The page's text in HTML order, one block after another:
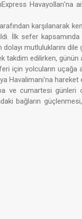
karşılanarak
İlk sefer
mutluluklarını
edilirken, günün
için yolcuların uçağa
Havalimanı'na hareket
ve cumartesi günleri
bağların